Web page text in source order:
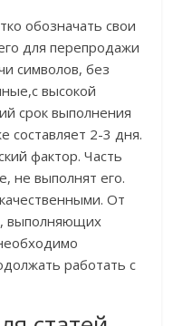
обозначать свои
для перепродажи
символов, без
высокой
срок выполнения
составляет 2-3 дня.
фактор. Часть
не выполнят его.
От
выполняющих
работать с